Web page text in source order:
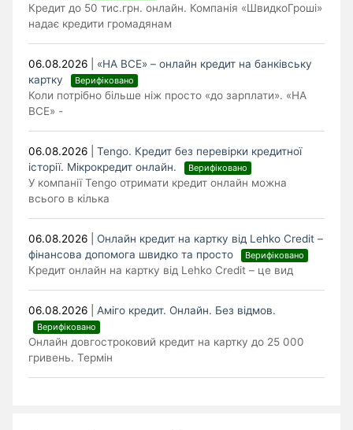
Кредит до 50 тис.грн. онлайн. Компанія «ШвидкоГроші»
надає кредити громадянам
06.08.2026
«НА ВСЕ» – онлайн кредит на банківську
картку
Верифіковано
Коли потрібно більше ніж просто «до зарплати». «НА
ВСЕ» -
06.08.2026 |Tengo. Кредит без перевірки кредитної
історії. Мікрокредит онлайн.
Верифіковано
У компанії Tengo отримати кредит онлайн можна
всього в кілька
06.08.2026 |Онлайн кредит на картку від Lehko Сredit –
фінансова допомога швидко та просто
Верифіковано
Кредит онлайн на картку від Lehko Credit – це вид
06.08.2026 Аміго кредит. Онлайн. Без відмов.
Верифіковано
Онлайн довгостроковий кредит на картку до 25 000
гривень. Термін